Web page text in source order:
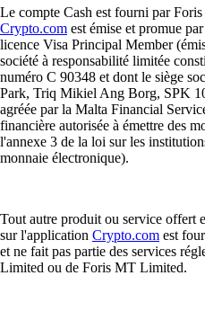
Le compte Cash est fourni par
Crypto.com est émise et promue
licence Visa Principal Member
société à responsabilité limitée
numéro C 90348 et dont le siège
Park, Triq Mikiel Ang Borg, SPK
agréée par la Malta Financial
financière autorisée à émettre des
l'annexe 3 de la loi sur les
monnaie électronique).
Tout autre produit ou service offert
sur l'application Crypto.com est
et ne fait pas partie des services
Limited ou de Foris MT Limited.